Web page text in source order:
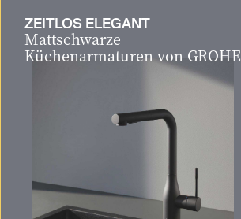
ZEITLOS ELEGANT
Mattschwarze
Küchenarmaturen von GROHE